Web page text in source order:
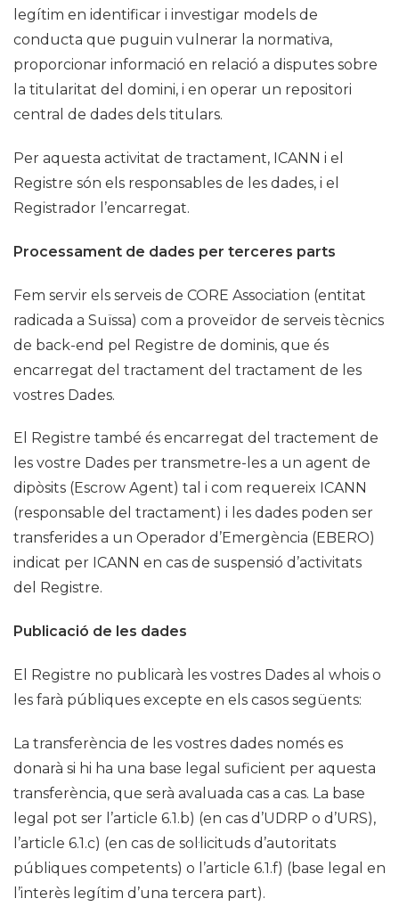
legítim en identificar i investigar models de
conducta que puguin vulnerar la normativa,
proporcionar informació en relació a disputes sobre
la titularitat del domini, i en operar un repositori
central de dades dels titulars.
Per aquesta activitat de tractament, ICANN i el
Registre són els responsables de les dades, i el
Registrador l’encarregat.
Processament de dades per terceres parts
Fem servir els serveis de CORE Association (entitat
radicada a Suïssa) com a proveïdor de serveis tècnics
de back-end pel Registre de dominis, que és
encarregat del tractament del tractament de les
vostres Dades.
El Registre també és encarregat del tractement de
les vostre Dades per transmetre-les a un agent de
dipòsits (Escrow Agent) tal i com requereix ICANN
(responsable del tractament) i les dades poden ser
transferides a un Operador d’Emergència (EBERO)
indicat per ICANN en cas de suspensió d’activitats
del Registre.
Publicació de les dades
El Registre no publicarà les vostres Dades al whois o
les farà públiques excepte en els casos següents:
La transferència de les vostres dades només es
donarà si hi ha una base legal suficient per aquesta
transferència, que serà avaluada cas a cas. La base
legal pot ser l’article 6.1.b) (en cas d’UDRP o d’URS),
l’article 6.1.c) (en cas de sol·licituds d’autoritats
públiques competents) o l’article 6.1.f) (base legal en
l’interès legítim d’una tercera part).